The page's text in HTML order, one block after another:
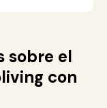
sobre el
con